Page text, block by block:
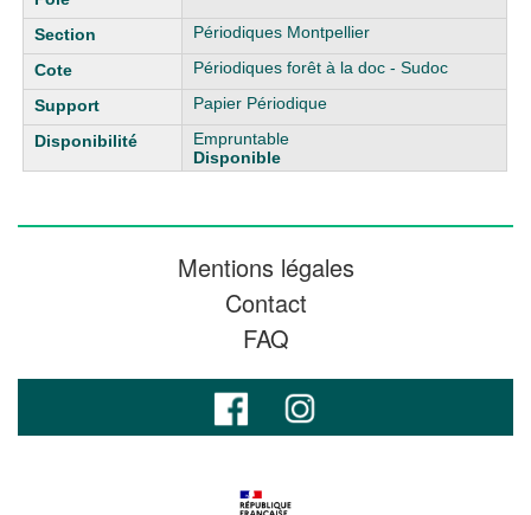
Périodiques Montpellier
Périodiques forêt à la doc - Sudoc
Papier Périodique
Empruntable
Disponible
Mentions légales
Contact
FAQ